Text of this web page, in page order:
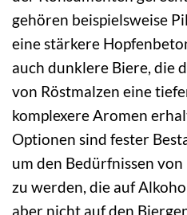
gehören beispielsweise
eine stärkere
auch dunklere Biere, die
von Röstmalzen eine
komplexere Aromen
Optionen sind fester
um den Bedürfnissen
zu werden, die auf
aber nicht auf den